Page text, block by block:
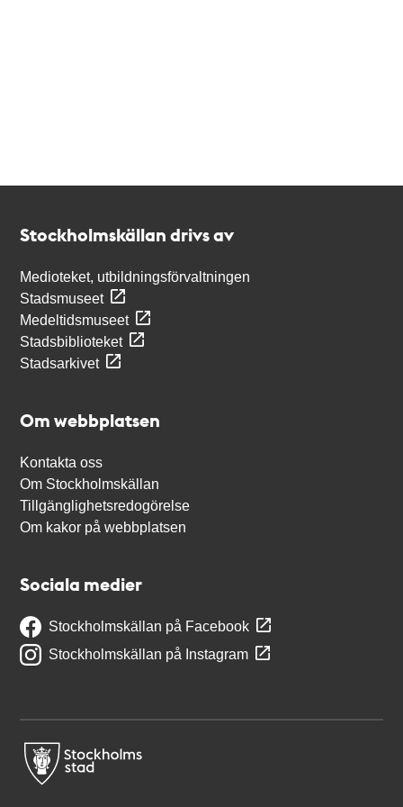
Stockholmskällan drivs av
Medioteket, utbildningsförvaltningen
Stadsmuseet
Medeltidsmuseet
Stadsbiblioteket
Stadsarkivet
Om webbplatsen
Kontakta oss
Om Stockholmskällan
Tillgänglighetsredogörelse
Om kakor på webbplatsen
Sociala medier
Stockholmskällan på Facebook
Stockholmskällan på Instagram